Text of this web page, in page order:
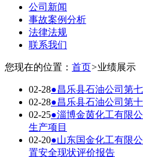
公司新闻
事故案例分析
法律法规
联系我们
您现在的位置： 首页>业绩展示
02-28●昌乐县石油公司第
02-28●昌乐县石油公司第
02-25●淄博金茵化工有限
生产项目
02-20●山东国金化工有限
置安全现状评价报告